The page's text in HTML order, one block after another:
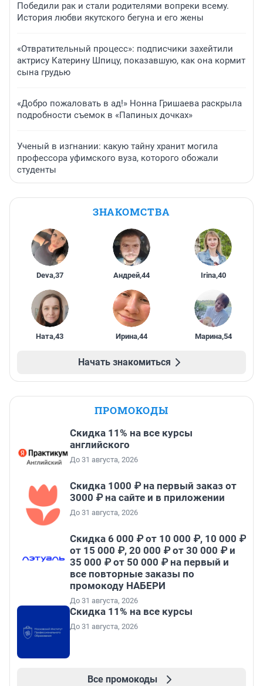
Победили рак и стали родителями вопреки всему.
История любви якутского бегуна и его жены
«Отвратительный процесс»: подписчики захейтили
актрису Катерину Шпицу, показавшую, как она кормит
сына грудью
«Добро пожаловать в ад!» Нонна Гришаева раскрыла
подробности съемок в «Папиных дочках»
Ученый в изгнании: какую тайну хранит могила
профессора уфимского вуза, которого обожали
студенты
ЗНАКОМСТВА
Deva,37 Андрей,44 Irina,40
Ната,43 Ирина,44 Марина,54
Начать знакомиться
ПРОМОКОДЫ
Скидка 11% на все курсы
английского
До 31 августа, 2026
Скидка 1000 ₽ на первый заказ от
3000 ₽ на сайте и в приложении
До 31 августа, 2026
Скидка 6 000 ₽ от 10 000 ₽, 10 000 ₽
от 15 000 ₽, 20 000 ₽ от 30 000 ₽ и
35 000 ₽ от 50 000 ₽ на первый и
все повторные заказы по
промокоду НАБЕРИ
До 31 августа, 2026
Скидка 11% на все курсы
До 31 августа, 2026
Все промокоды